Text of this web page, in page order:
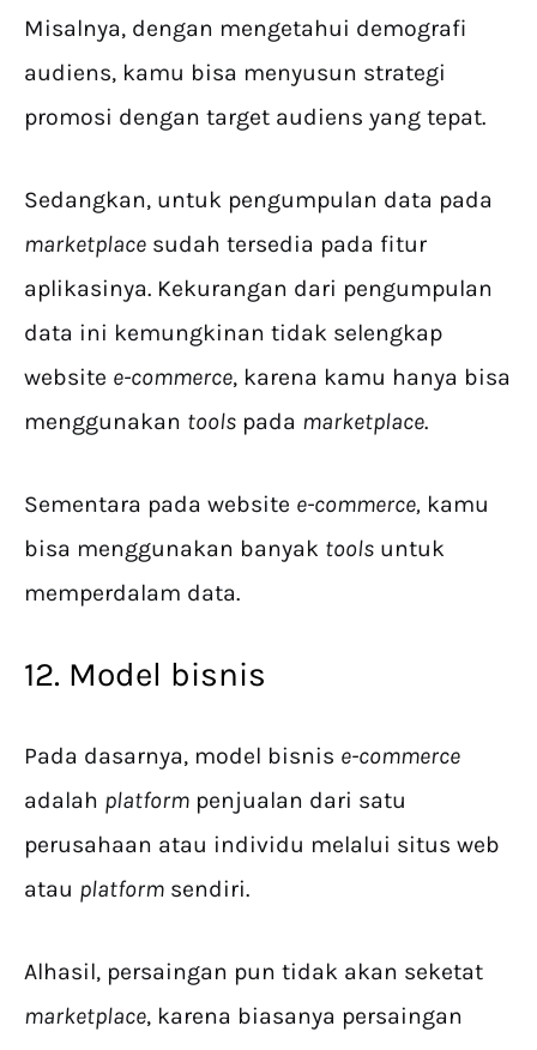
Misalnya, dengan mengetahui demografi
audiens, kamu bisa menyusun strategi
promosi dengan target audiens yang tepat.
Sedangkan, untuk pengumpulan data pada
marketplace sudah tersedia pada fitur
aplikasinya. Kekurangan dari pengumpulan
data ini kemungkinan tidak selengkap
website e-commerce, karena kamu hanya bisa
menggunakan tools pada marketplace.
Sementara pada website e-commerce, kamu
bisa menggunakan banyak tools untuk
memperdalam data.
12. Model bisnis
Pada dasarnya, model bisnis e-commerce
adalah platform penjualan dari satu
perusahaan atau individu melalui situs web
atau platform sendiri.
Alhasil, persaingan pun tidak akan seketat
marketplace, karena biasanya persaingan